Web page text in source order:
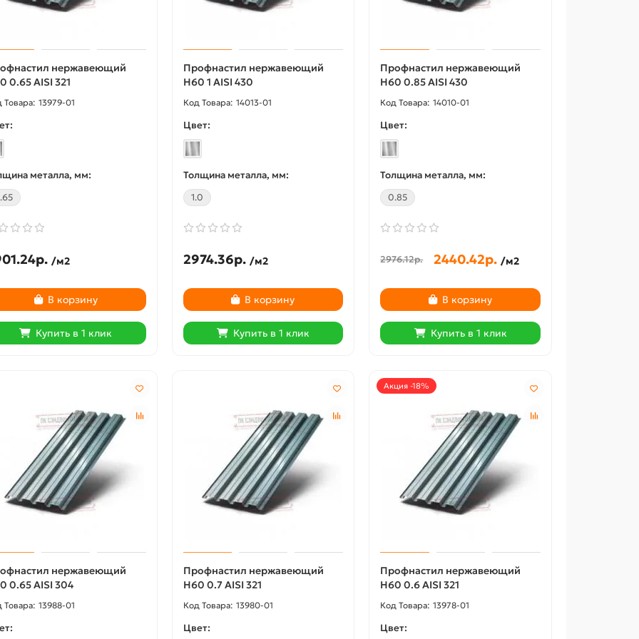
нержавеющий
0.65 AISI 321
13979-01
металла, мм:
/м2
В корзину
Купить в 1 клик
Профнастил нержавеющий
Н60 1 AISI 430
14013-01
Цвет:
Толщина металла, мм:
1.0
2974.36р. /м2
В корзину
Купить в 1 клик
Профнастил нержавеющий
Н60 0.85 AISI 430
14010-01
Цвет:
Толщина металла, мм:
0.85
2976.12р. 2440.42р. /м2
В корзину
Купить в 1 клик
нержавеющий
0.65 AISI 304
13988-01
Профнастил нержавеющий
Н60 0.7 AISI 321
13980-01
Цвет:
Акция -18%
Профнастил нержавеющий
Н60 0.6 AISI 321
13978-01
Цвет: